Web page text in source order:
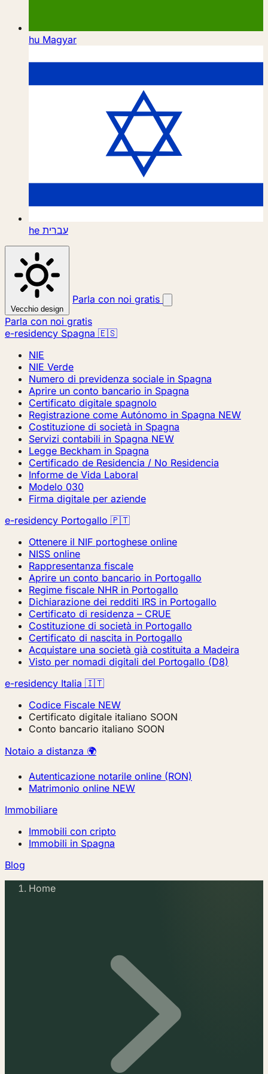
hu Magyar
he עברית
Vecchio design
Parla con noi gratis
Parla con noi gratis
e-residency Spagna 🇪🇸
NIE
NIE Verde
Numero di previdenza sociale in Spagna
Aprire un conto bancario in Spagna
Certificato digitale spagnolo
Registrazione come Autónomo in Spagna NEW
Costituzione di società in Spagna
Servizi contabili in Spagna NEW
Legge Beckham in Spagna
Certificado de Residencia / No Residencia
Informe de Vida Laboral
Modelo 030
Firma digitale per aziende
e-residency Portogallo 🇵🇹
Ottenere il NIF portoghese online
NISS online
Rappresentanza fiscale
Aprire un conto bancario in Portogallo
Regime fiscale NHR in Portogallo
Dichiarazione dei redditi IRS in Portogallo
Certificato di residenza – CRUE
Costituzione di società in Portogallo
Certificato di nascita in Portogallo
Acquistare una società già costituita a Madeira
Visto per nomadi digitali del Portogallo (D8)
e-residency Italia 🇮🇹
Codice Fiscale NEW
Certificato digitale italiano SOON
Conto bancario italiano SOON
Notaio a distanza 🌍
Autenticazione notarile online (RON)
Matrimonio online NEW
Immobiliare
Immobili con cripto
Immobili in Spagna
Blog
Home